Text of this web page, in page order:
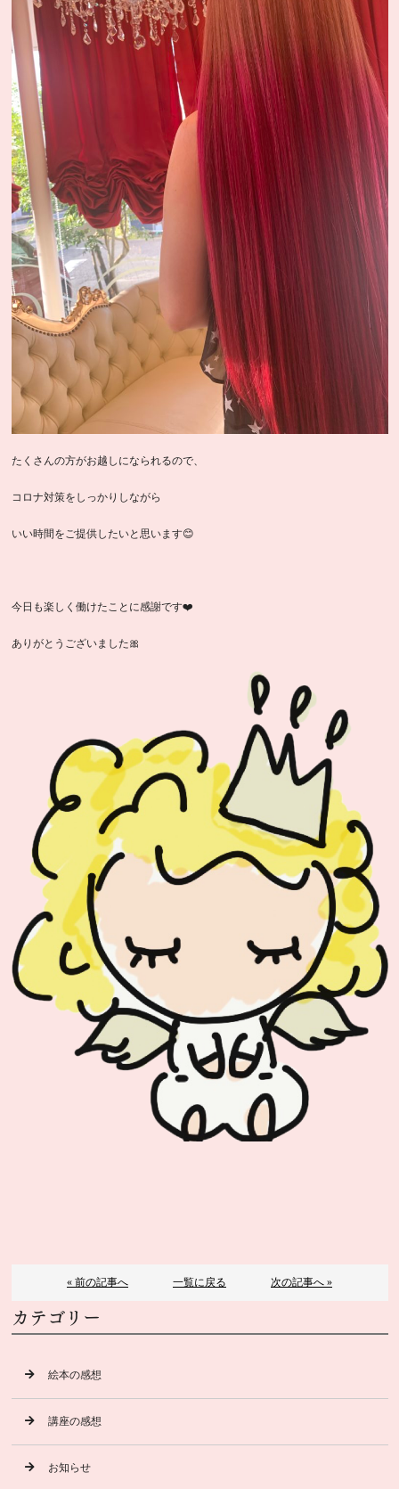
たくさんの方がお越しになられるので、
コロナ対策をしっかりしながら
いい時間をご提供したいと思います😊
今日も楽しく働けたことに感謝です❤️
ありがとうございました🎀
« 前の記事へ 一覧に戻る 次の記事へ »
カテゴリー
絵本の感想
講座の感想
お知らせ